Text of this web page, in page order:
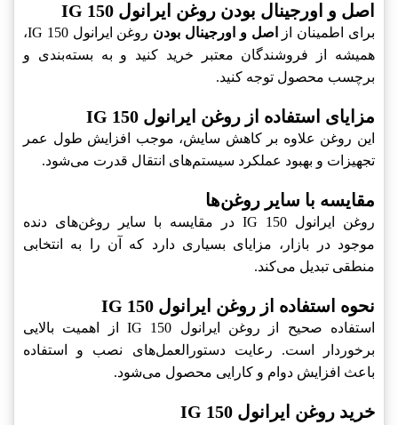
اصل و اورجینال بودن روغن ایرانول IG 150
برای اطمینان از اصل و اورجینال بودن
روغن ایرانول IG 150،
همیشه از فروشندگان معتبر خرید کنید و به بسته‌بندی و
برچسب محصول توجه کنید.
مزایای استفاده از روغن ایرانول IG 150
این روغن علاوه بر کاهش سایش، موجب افزایش طول عمر
تجهیزات و بهبود عملکرد سیستم‌های انتقال قدرت می‌شود.
مقایسه با سایر روغن‌ها
روغن ایرانول IG 150 در مقایسه با سایر روغن‌های دنده
موجود در بازار، مزایای بسیاری دارد که آن را به انتخابی
منطقی تبدیل می‌کند.
نحوه استفاده از روغن ایرانول IG 150
استفاده صحیح از روغن ایرانول IG 150 از اهمیت بالایی
برخوردار است. رعایت دستورالعمل‌های نصب و استفاده
باعث افزایش دوام و کارایی محصول می‌شود.
خرید روغن ایرانول IG 150